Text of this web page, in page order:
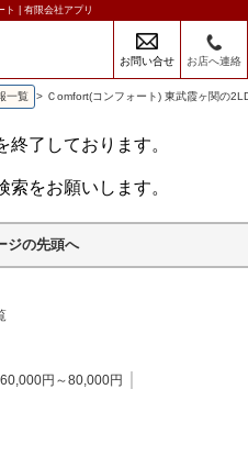
ト | 有限会社アプリ
お問い合せ お店へ連絡
一覧 > Ｃomfort(コンフォート) 東武霞ヶ関の
終了しております。
をお願いします。
ジの先頭へ
60,000円～80,000円